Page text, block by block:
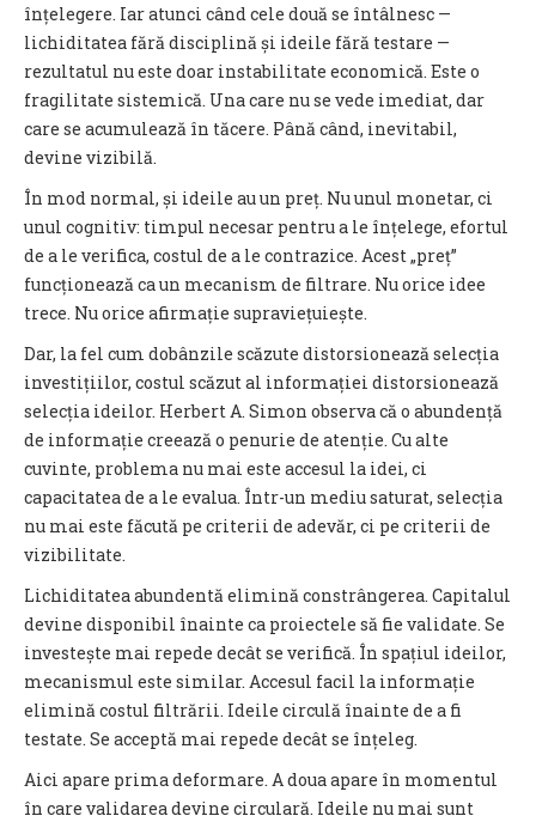
înțelegere. Iar atunci când cele două se întâlnesc —
lichiditatea fără disciplină și ideile fără testare —
rezultatul nu este doar instabilitate economică. Este o
fragilitate sistemică. Una care nu se vede imediat, dar
care se acumulează în tăcere. Până când, inevitabil,
devine vizibilă.
În mod normal, și ideile au un preț. Nu unul monetar, ci
unul cognitiv: timpul necesar pentru a le înțelege, efortul
de a le verifica, costul de a le contrazice. Acest „preț”
funcționează ca un mecanism de filtrare. Nu orice idee
trece. Nu orice afirmație supraviețuiește.
Dar, la fel cum dobânzile scăzute distorsionează selecția
investițiilor, costul scăzut al informației distorsionează
selecția ideilor. Herbert A. Simon observa că o abundență
de informație creează o penurie de atenție. Cu alte
cuvinte, problema nu mai este accesul la idei, ci
capacitatea de a le evalua. Într-un mediu saturat, selecția
nu mai este făcută pe criterii de adevăr, ci pe criterii de
vizibilitate.
Lichiditatea abundentă elimină constrângerea. Capitalul
devine disponibil înainte ca proiectele să fie validate. Se
investește mai repede decât se verifică. În spațiul ideilor,
mecanismul este similar. Accesul facil la informație
elimină costul filtrării. Ideile circulă înainte de a fi
testate. Se acceptă mai repede decât se înțeleg.
Aici apare prima deformare. A doua apare în momentul
în care validarea devine circulară. Ideile nu mai sunt